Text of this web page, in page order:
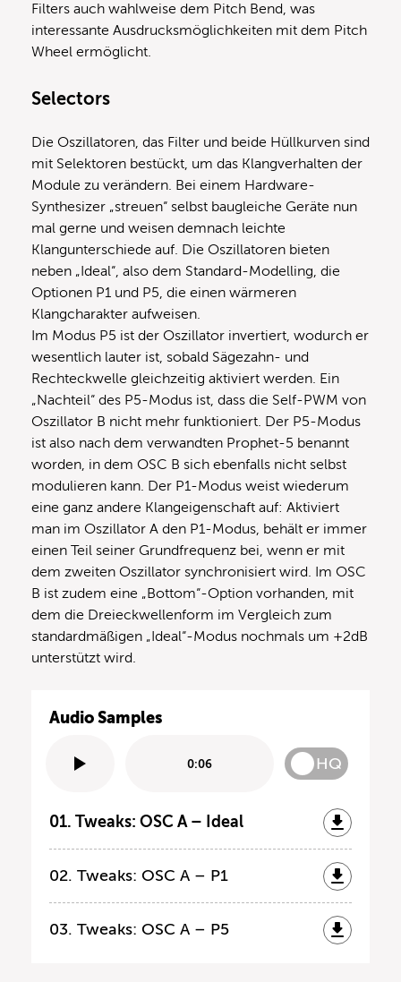
Filters auch wahlweise dem Pitch Bend, was
interessante Ausdrucksmöglichkeiten mit dem Pitch
Wheel ermöglicht.
Selectors
Die Oszillatoren, das Filter und beide Hüllkurven sind
mit Selektoren bestückt, um das Klangverhalten der
Module zu verändern. Bei einem Hardware-
Synthesizer „streuen“ selbst baugleiche Geräte nun
mal gerne und weisen demnach leichte
Klangunterschiede auf. Die Oszillatoren bieten
neben „Ideal“, also dem Standard-Modelling, die
Optionen P1 und P5, die einen wärmeren
Klangcharakter aufweisen.
Im Modus P5 ist der Oszillator invertiert, wodurch er
wesentlich lauter ist, sobald Sägezahn- und
Rechteckwelle gleichzeitig aktiviert werden. Ein
„Nachteil“ des P5-Modus ist, dass die Self-PWM von
Oszillator B nicht mehr funktioniert. Der P5-Modus
ist also nach dem verwandten Prophet-5 benannt
worden, in dem OSC B sich ebenfalls nicht selbst
modulieren kann. Der P1-Modus weist wiederum
eine ganz andere Klangeigenschaft auf: Aktiviert
man im Oszillator A den P1-Modus, behält er immer
einen Teil seiner Grundfrequenz bei, wenn er mit
dem zweiten Oszillator synchronisiert wird. Im OSC
B ist zudem eine „Bottom“-Option vorhanden, mit
dem die Dreieckwellenform im Vergleich zum
standardmäßigen „Ideal“-Modus nochmals um +2dB
unterstützt wird.
Audio Samples
0:06 HQ
01. Tweaks: OSC A – Ideal
02. Tweaks: OSC A – P1
03. Tweaks: OSC A – P5